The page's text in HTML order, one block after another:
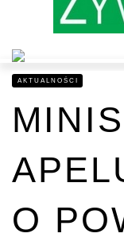
AKTUALNOŚCI
O